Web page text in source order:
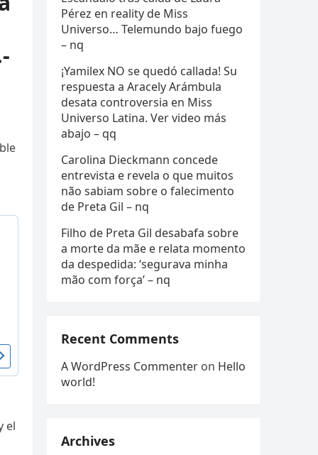
el
Pérez en reality de Miss
Universo… Telemundo bajo fuego
– nq
¡Yamilex NO se quedó callada! Su
respuesta a Aracely Arámbula
desata controversia en Miss
Universo Latina. Ver video más
abajo – qq
Carolina Dieckmann concede
entrevista e revela o que muitos
não sabiam sobre o falecimento
de Preta Gil – nq
Filho de Preta Gil desabafa sobre
a morte da mãe e relata momento
da despedida: ‘segurava minha
mão com força’ – nq
Recent Comments
A WordPress Commenter on Hello
world!
Archives